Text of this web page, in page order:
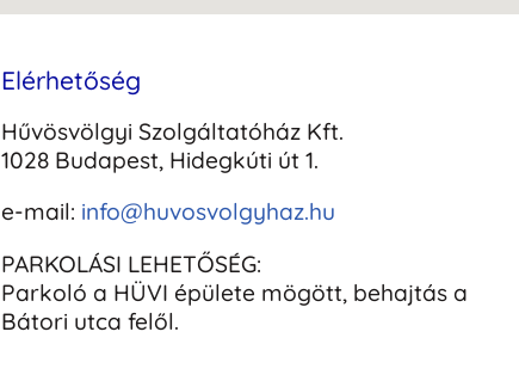
Elérhetőség
Hűvösvölgyi Szolgáltatóház Kft.
1028 Budapest, Hidegkúti út 1.
e-mail: info@huvosvolgyhaz.hu
PARKOLÁSI LEHETŐSÉG:
Parkoló a HÜVI épülete mögött, behajtás a
Bátori utca felől.